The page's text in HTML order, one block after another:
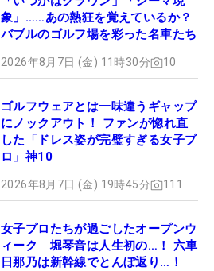
象」……あの熱狂を覚えているか？
バブルのゴルフ場を彩った名車たち
2026年8月7日 (金) 11時30分 10
ゴルフウェアとは一味違うギャップ
にノックアウト！ ファンが惚れ直
した「ドレス姿が完璧すぎる女子プ
ロ」神10
2026年8月7日 (金) 19時45分 111
女子プロたちが過ごしたオープンウ
ィーク 堀琴音は人生初の…！ 六車
日那乃は新幹線でとんぼ返り…！